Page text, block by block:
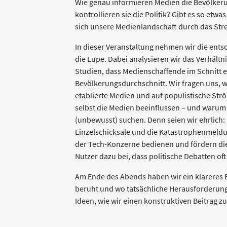
kontrollieren sie die Politik? Gibt es so
sich unsere Medienlandschaft durch das
In dieser Veranstaltung nehmen wir die
die Lupe. Dabei analysieren wir das
Studien, dass Medienschaffende im Schnitt
Bevölkerungsdurchschnitt. Wir fragen uns,
etablierte Medien und auf populistische
selbst die Medien beeinflussen – und
(unbewusst) suchen. Denn seien wir
Einzelschicksale und die
der Tech-Konzerne bedienen und fördern
Nutzer dazu bei, dass politische Debatten
Am Ende des Abends haben wir ein
beruht und wo tatsächliche
Ideen, wie wir einen konstruktiven Beitrag